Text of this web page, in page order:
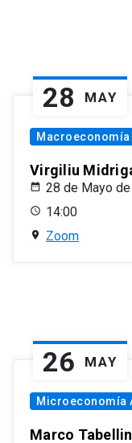
28 MAY
Macroeconomía
Virgiliu
28 de Mayo
14:00
Zoom
26 MAY
Microeconomía
Marco